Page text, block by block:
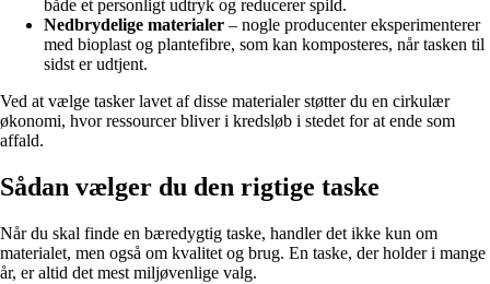
både et personligt udtryk og reducerer spild.
Nedbrydelige materialer – nogle producenter eksperimenterer
med bioplast og plantefibre, som kan komposteres, når tasken til
sidst er udtjent.
Ved at vælge tasker lavet af disse materialer støtter du en cirkulær
økonomi, hvor ressourcer bliver i kredsløb i stedet for at ende som
affald.
Sådan vælger du den rigtige taske
Når du skal finde en bæredygtig taske, handler det ikke kun om
materialet, men også om kvalitet og brug. En taske, der holder i mange
år, er altid det mest miljøvenlige valg.